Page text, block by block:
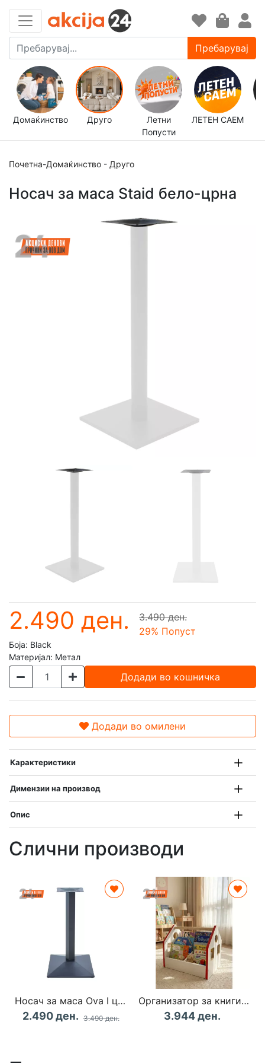
Пребарувај
Домаќинство Друго
Летни
Попусти
ЛЕТЕН САЕМ
Почетна-Домаќинство - Друго
Носач за маса Staid бело-црна
2.490 ден.
3.490 ден.
29% Попуст
Боја: Black
Материјал: Метал
Додади во кошничка
Додади во омилени
Карактеристики
Димензии на производ
Опис
Слични производи
Носач за маса Ova I црна
2.490 ден. 3.490 ден.
Организатор за книги Artmtkbkcddy - Red
3.944 ден.